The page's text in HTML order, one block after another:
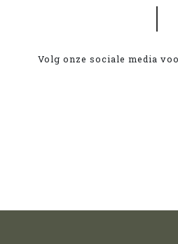
Volg onze sociale media